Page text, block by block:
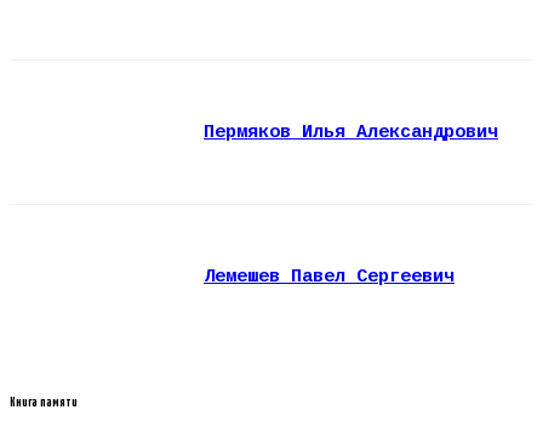
Пермяков Илья Александрович
Лемешев Павел Сергеевич
Книга памяти